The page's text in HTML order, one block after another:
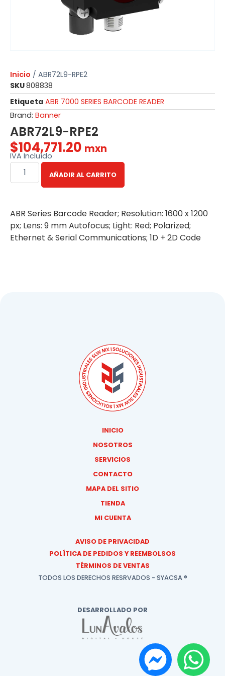
Inicio / ABR72L9-RPE2
SKU808838
Etiqueta ABR 7000 SERIES BARCODE READER
Brand: Banner
ABR72L9-RPE2
$104,771.20 mxn
IVA Incluído
AÑADIR AL CARRITO
ABR Series Barcode Reader; Resolution: 1600 x 1200
px; Lens: 9 mm Autofocus; Light: Red; Polarized;
Ethernet & Serial Communications; 1D + 2D Code
INICIO
NOSOTROS
SERVICIOS
CONTACTO
MAPA DEL SITIO
TIENDA
MI CUENTA
AVISO DE PRIVACIDAD
POLÍTICA DE PEDIDOS Y REEMBOLSOS
TÉRMINOS DE VENTAS
TODOS LOS DERECHOS RESRVADOS - SYACSA ®
DESARROLLADO POR